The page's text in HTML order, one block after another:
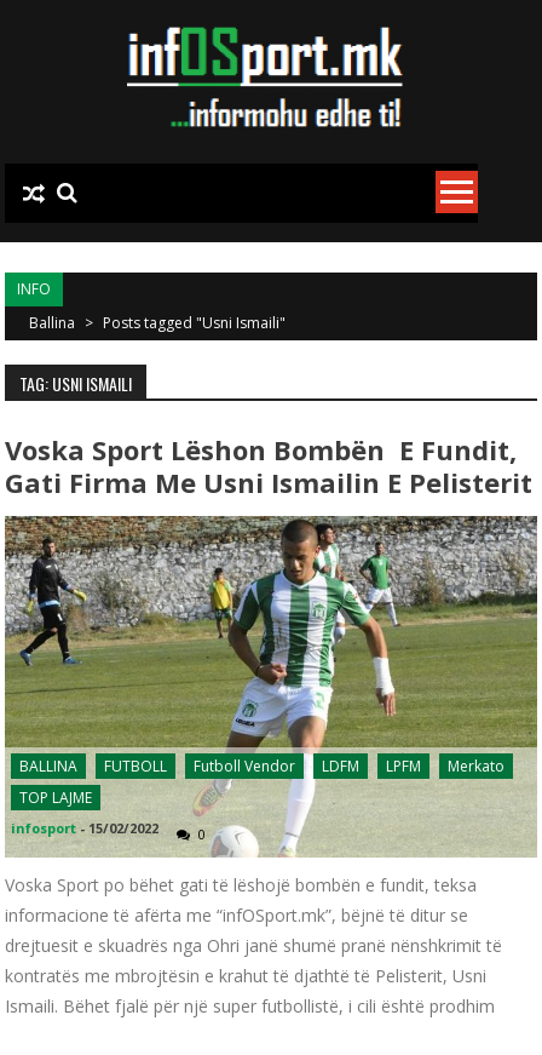
INFO
Ballina > Posts tagged "Usni Ismaili"
TAG: USNI ISMAILI
Voska Sport Lëshon Bombën E Fundit,
Gati Firma Me Usni Ismailin E Pelisterit
BALLINA FUTBOLL Futboll Vendor LDFM LPFM
Merkato
TOP LAJME
infosport - 15/02/2022 0
Voska Sport po bëhet gati të lëshojë bombën e fundit, teksa
informacione të afërta me “infOSport.mk”, bëjnë të ditur se
drejtuesit e skuadrës nga Ohri janë shumë pranë nënshkrimit të
kontratës me mbrojtësin e krahut të djathtë të Pelisterit, Usni
Ismaili. Bëhet fjalë për një super futbollistë, i cili është prodhim